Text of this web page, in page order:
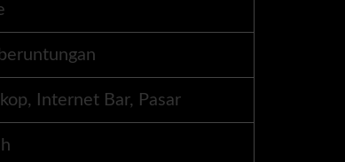
Internet Bar, Pasar